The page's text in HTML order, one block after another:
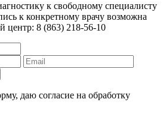
к свободному специалисту
к конкретному врачу возможна
центр: 8 (863) 218-56-10
даю согласие на обработку